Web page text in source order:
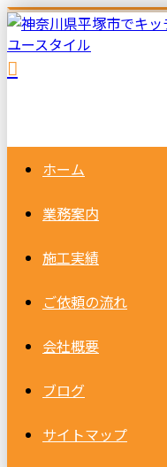
ホーム
業務案内
施工実績
ご依頼の流れ
会社概要
ブログ
サイトマップ